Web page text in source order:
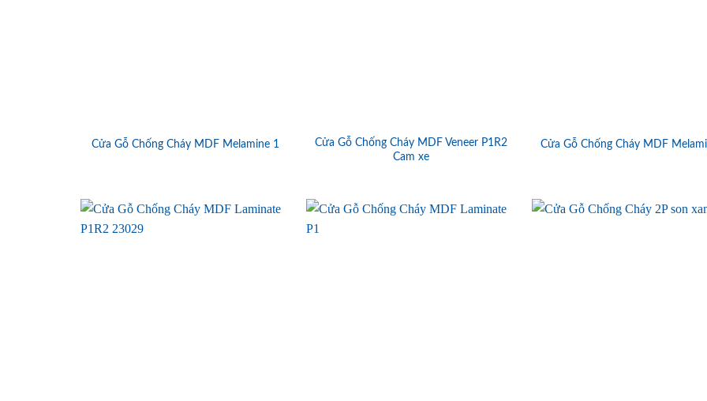
Cửa Gỗ Chống Cháy MDF Melamine 1
Cửa Gỗ Chống Cháy MDF Veneer P1R2
Cam xe
Cửa Gỗ Chống Cháy MDF